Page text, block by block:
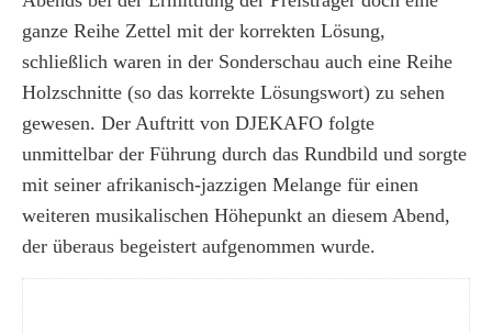
ganze Reihe Zettel mit der korrekten Lösung,
schließlich waren in der Sonderschau auch eine Reihe
Holzschnitte (so das korrekte Lösungswort) zu sehen
gewesen. Der Auftritt von DJEKAFO folgte
unmittelbar der Führung durch das Rundbild und sorgte
mit seiner afrikanisch-jazzigen Melange für einen
weiteren musikalischen Höhepunkt an diesem Abend,
der überaus begeistert aufgenommen wurde.